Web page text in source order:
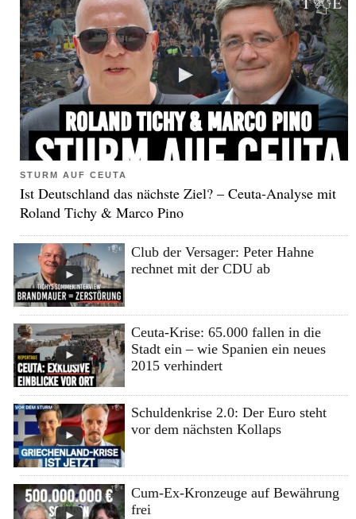
STURM AUF CEUTA
Ist Deutschland das nächste Ziel? – Ceuta-Analyse mit
Roland Tichy & Marco Pino
Club der Versager: Peter Hahne
rechnet mit der CDU ab
Ceuta-Krise: 65.000 fallen in die
Stadt ein – wie Spanien ein neues
2015 verhindert
Schuldenkrise 2.0: Der Euro steht
vor dem nächsten Kollaps
Cum-Ex-Kronzeuge auf Bewährung
frei